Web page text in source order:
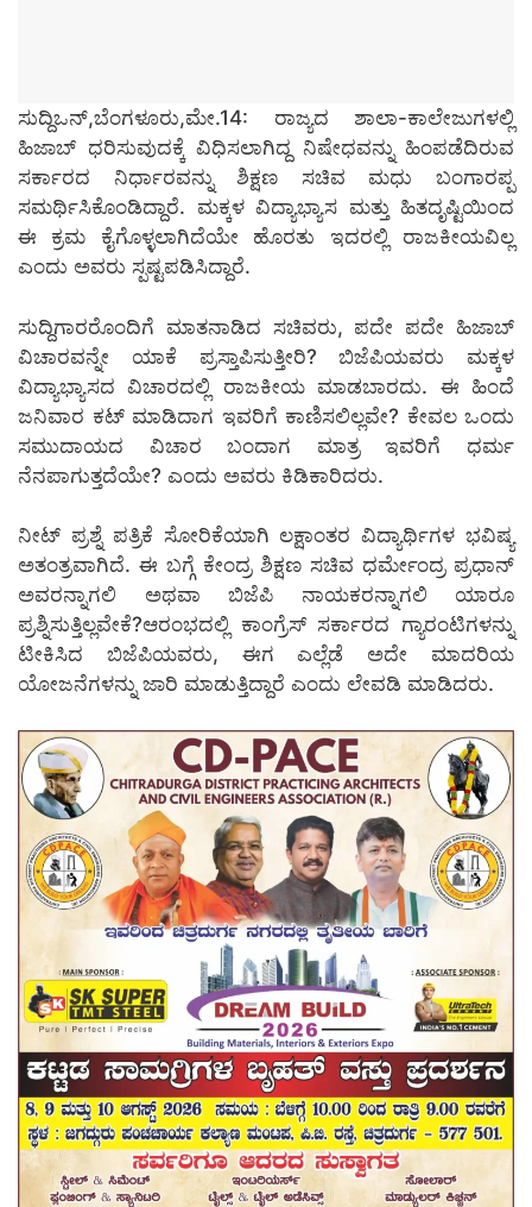
ಸುದ್ದಿಒನ್,ಬೆಂಗಳೂರು,ಮೇ.14: ರಾಜ್ಯದ ಶಾಲಾ-ಕಾಲೇಜುಗಳಲ್ಲಿ
ಹಿಜಾಬ್ ಧರಿಸುವುದಕ್ಕೆ ವಿಧಿಸಲಾಗಿದ್ದ ನಿಷೇಧವನ್ನು ಹಿಂಪಡೆದಿರುವ
ಸರ್ಕಾರದ ನಿರ್ಧಾರವನ್ನು ಶಿಕ್ಷಣ ಸಚಿವ ಮಧು ಬಂಗಾರಪ್ಪ
ಸಮರ್ಥಿಸಿಕೊಂಡಿದ್ದಾರೆ. ಮಕ್ಕಳ ವಿದ್ಯಾಭ್ಯಾಸ ಮತ್ತು ಹಿತದೃಷ್ಟಿಯಿಂದ
ಈ ಕ್ರಮ ಕೈಗೊಳ್ಳಲಾಗಿದೆಯೇ ಹೊರತು ಇದರಲ್ಲಿ ರಾಜಕೀಯವಿಲ್ಲ
ಎಂದು ಅವರು ಸ್ಪಷ್ಟಪಡಿಸಿದ್ದಾರೆ.
ಸುದ್ದಿಗಾರರೊಂದಿಗೆ ಮಾತನಾಡಿದ ಸಚಿವರು, ಪದೇ ಪದೇ ಹಿಜಾಬ್
ವಿಚಾರವನ್ನೇ ಯಾಕೆ ಪ್ರಸ್ತಾಪಿಸುತ್ತೀರಿ? ಬಿಜೆಪಿಯವರು ಮಕ್ಕಳ
ವಿದ್ಯಾಭ್ಯಾಸದ ವಿಚಾರದಲ್ಲಿ ರಾಜಕೀಯ ಮಾಡಬಾರದು. ಈ ಹಿಂದೆ
ಜನಿವಾರ ಕಟ್ ಮಾಡಿದಾಗ ಇವರಿಗೆ ಕಾಣಿಸಲಿಲ್ಲವೇ? ಕೇವಲ ಒಂದು
ಸಮುದಾಯದ ವಿಚಾರ ಬಂದಾಗ ಮಾತ್ರ ಇವರಿಗೆ ಧರ್ಮ
ನೆನಪಾಗುತ್ತದೆಯೇ? ಎಂದು ಅವರು ಕಿಡಿಕಾರಿದರು.
ನೀಟ್ ಪ್ರಶ್ನೆ ಪತ್ರಿಕೆ ಸೋರಿಕೆಯಾಗಿ ಲಕ್ಷಾಂತರ ವಿದ್ಯಾರ್ಥಿಗಳ ಭವಿಷ್ಯ
ಅತಂತ್ರವಾಗಿದೆ. ಈ ಬಗ್ಗೆ ಕೇಂದ್ರ ಶಿಕ್ಷಣ ಸಚಿವ ಧರ್ಮೇಂದ್ರ ಪ್ರಧಾನ್
ಅವರನ್ನಾಗಲಿ ಅಥವಾ ಬಿಜೆಪಿ ನಾಯಕರನ್ನಾಗಲಿ ಯಾರೂ
ಪ್ರಶ್ನಿಸುತ್ತಿಲ್ಲವೇಕೆ?ಆರಂಭದಲ್ಲಿ ಕಾಂಗ್ರೆಸ್ ಸರ್ಕಾರದ ಗ್ಯಾರಂಟಿಗಳನ್ನು
ಟೀಕಿಸಿದ ಬಿಜೆಪಿಯವರು, ಈಗ ಎಲ್ಲೆಡೆ ಅದೇ ಮಾದರಿಯ
ಯೋಜನೆಗಳನ್ನು ಜಾರಿ ಮಾಡುತ್ತಿದ್ದಾರೆ ಎಂದು ಲೇವಡಿ ಮಾಡಿದರು.